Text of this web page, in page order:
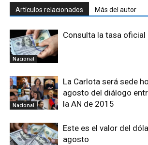
Artículos relacionados Más del autor
Nacional
Consulta la tasa oficial
Nacional
La Carlota será sede
agosto del diálogo
la AN de 2015
Este es el valor del
agosto